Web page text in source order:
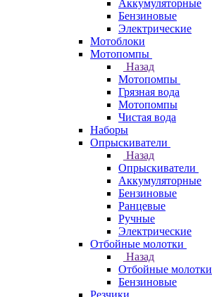
Аккумуляторные
Бензиновые
Электрические
Мотоблоки
Мотопомпы
Назад
Мотопомпы
Грязная вода
Мотопомпы
Чистая вода
Наборы
Опрыскиватели
Назад
Опрыскиватели
Аккумуляторные
Бензиновые
Ранцевые
Ручные
Электрические
Отбойные молотки
Назад
Отбойные молотки
Бензиновые
Резчики